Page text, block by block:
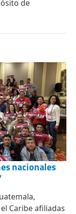
de
nacionales
Caribe afiliadas